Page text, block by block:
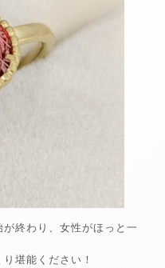
終わり、女性がほっと一
堪能ください！